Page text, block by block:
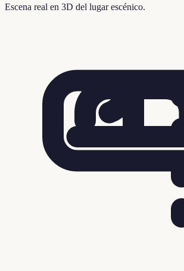
Escena real en 3D del lugar escénico.